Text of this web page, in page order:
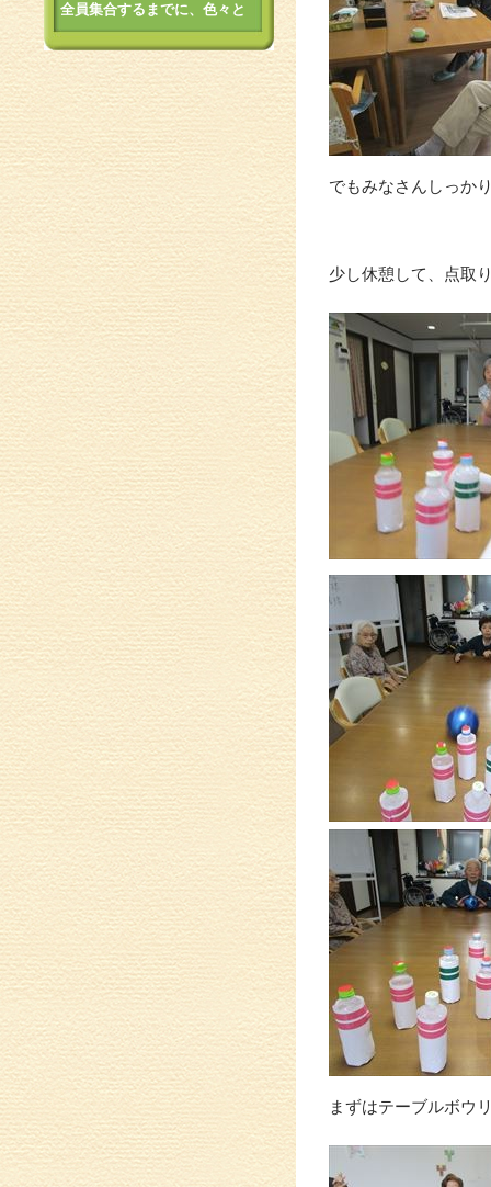
でもみなさんしっか
少し休憩して、点取
まずはテーブルボウ
全員集合するまでに、色々と